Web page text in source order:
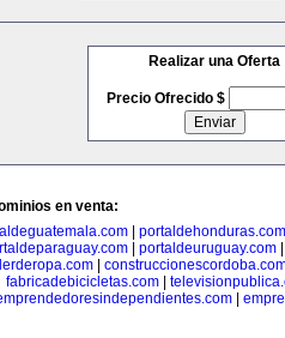
Realizar una Oferta
Precio Ofrecido $
en venta:
portaldehonduras.com
| portaldeuruguay.com
|
fabricadebicicletas.com
|